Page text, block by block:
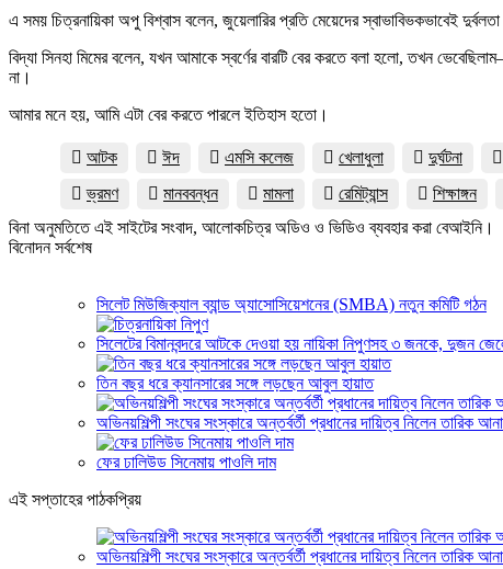
এ সময় চিত্রনায়িকা অপু বিশ্বাস বলেন, জুয়েলারির প্রতি মেয়েদের স্বাভাবিভকভাবেই
বিদ্যা সিনহা মিমের বলেন, যখন আমাকে স্বর্ণের বারটি বের করতে বলা হলো, তখন
না।
আমার মনে হয়, আমি এটা বের করতে পারলে ইতিহাস হতো।
আটক ঈদ এমসি কলেজ খেলাধুলা দুর্ঘটনা
ভ্রমণ
মানববন্ধন মামলা রেমিট্যান্স শিক্ষাঙ্গন
বিনা অনুমতিতে এই সাইটের সংবাদ, আলোকচিত্র অডিও ও ভিডিও ব্যবহার করা বেআইনি।
বিনোদন সর্বশেষ
সিলেট মিউজিক্যাল ব্যান্ড অ্যাসোসিয়েশনের (SMBA) নতুন কমিটি গঠন
সিলেটের বিমানবন্দরে আটকে দেওয়া হয় নায়িকা নিপুণসহ ৩ জনকে, দুজন
তিন বছর ধরে ক্যানসারের সঙ্গে লড়ছেন আবুল হায়াত
অভিনয়শিল্পী সংঘের সংস্কারে অন্তর্বর্তী প্রধানের দায়িত্ব নিলেন তারিক
ফের ঢালিউড সিনেমায় পাওলি দাম
এই সপ্তাহের পাঠকপ্রিয়
অভিনয়শিল্পী সংঘের সংস্কারে অন্তর্বর্তী প্রধানের দায়িত্ব নিলেন তারিক